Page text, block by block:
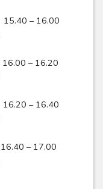
– 16.00
– 16.20
– 16.40
– 17.00